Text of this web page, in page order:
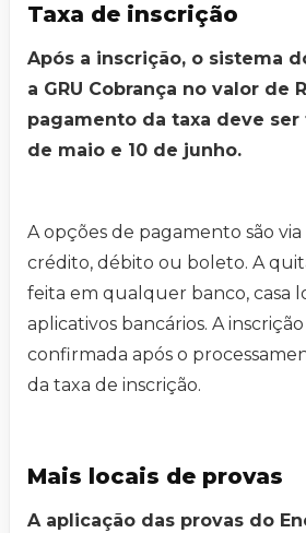
Taxa de inscrição
Após a inscrição, o sistema
a GRU Cobrança no valor de
pagamento da taxa deve
de maio e 10 de junho.
A opções de pagamento são via
crédito, débito ou boleto. A
feita em qualquer banco, casa
aplicativos bancários. A inscrição
confirmada após o
da taxa de inscrição.
Mais locais de provas
A aplicação das provas do